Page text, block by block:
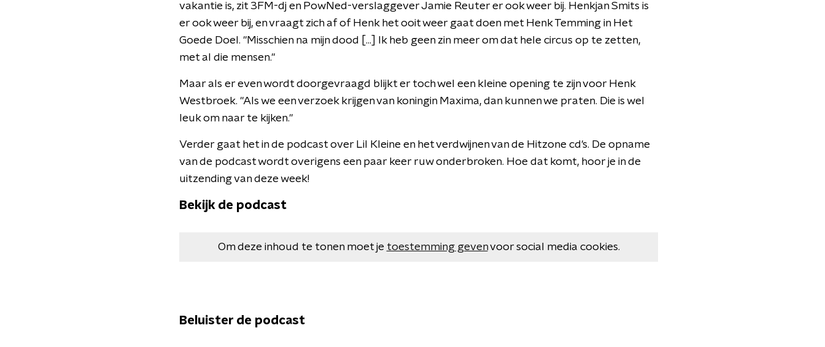
vakantie is, zit 3FM-dj en PowNed-verslaggever Jamie Reuter er ook weer bij. Henkjan Smits is
er ook weer bij, en vraagt zich af of Henk het ooit weer gaat doen met Henk Temming in Het
Goede Doel. "Misschien na mijn dood [...] Ik heb geen zin meer om dat hele circus op te zetten,
met al die mensen."
Maar als er even wordt doorgevraagd blijkt er toch wel een kleine opening te zijn voor Henk
Westbroek. "Als we een verzoek krijgen van koningin Maxima, dan kunnen we praten. Die is wel
leuk om naar te kijken."
Verder gaat het in de podcast over Lil Kleine en het verdwijnen van de Hitzone cd's. De opname
van de podcast wordt overigens een paar keer ruw onderbroken. Hoe dat komt, hoor je in de
uitzending van deze week!
Bekijk de podcast
Om deze inhoud te tonen moet je toestemming gevenvoor social media cookies.
Beluister de podcast